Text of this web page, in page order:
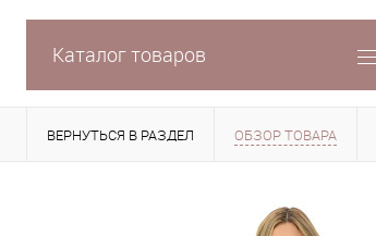
Каталог товаров
ВЕРНУТЬСЯ В РАЗДЕЛ ОБЗОР ТОВАРА